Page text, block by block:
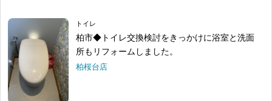
トイレ
柏市◆トイレ交換検討をきっかけに浴室と洗面
所もリフォームしました。
柏桜台店